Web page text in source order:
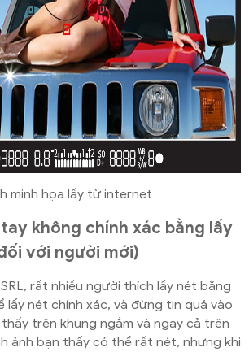
minh họa lấy từ internet
không chính xác bằng lấy
với người mới)
rất nhiều người thích lấy nét bằng
lấy nét chính xác, và đừng tin quá vào
trên khung ngắm và ngay cả trên
ảnh bạn thấy có thể rất nét, nhưng khi